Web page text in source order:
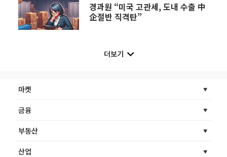
경과원 “미국 고관세, 도내 수출 中
企절반 직격탄”
더보기
마켓
금융
부동산
산업